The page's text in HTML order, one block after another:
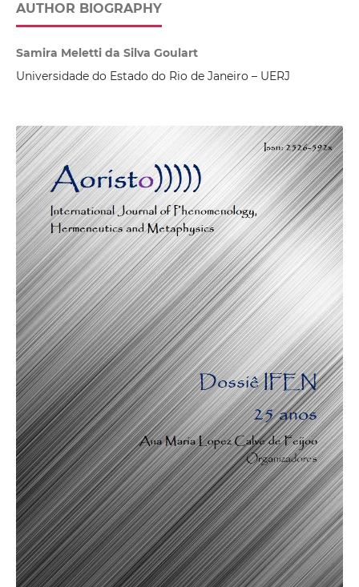
AUTHOR BIOGRAPHY
Samira Meletti da Silva Goulart
Universidade do Estado do Rio de Janeiro – UERJ